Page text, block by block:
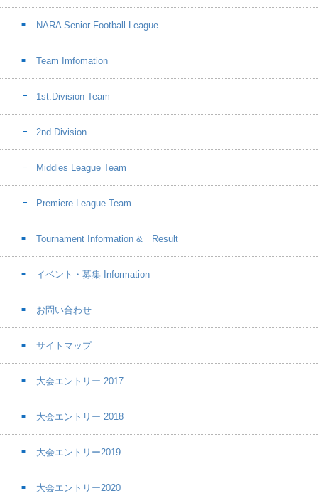
NARA Senior Football League
Team Imfomation
1st.Division Team
2nd.Division
Middles League Team
Premiere League Team
Tournament Information & Result
イベント・募集 Information
お問い合わせ
サイトマップ
大会エントリー 2017
大会エントリー 2018
大会エントリー2019
大会エントリー2020